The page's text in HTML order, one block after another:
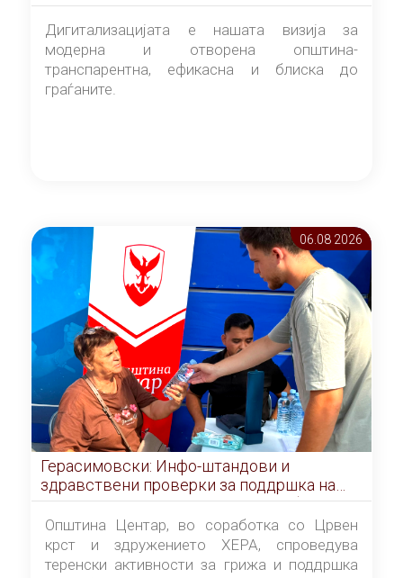
Дигитализацијата е нашата визија за
модерна и отворена општина-
транспарентна, ефикасна и блиска до
граѓаните.
06.08 2026
Герасимовски: Инфо-штандови и
здравствени проверки за поддршка на
граѓаните во услови на топлотен бран
Општина Центар, во соработка со Црвен
крст и здружението ХЕРА, спроведува
теренски активности за грижа и поддршка